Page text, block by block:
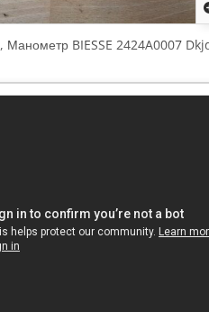
, Манометр BIESSE 2424A0007